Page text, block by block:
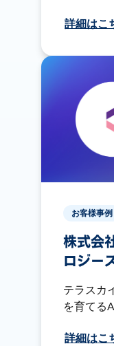
詳細はこ
お客様事例
株式会
ロジー
テラスカ
を育てる
詳細はこ